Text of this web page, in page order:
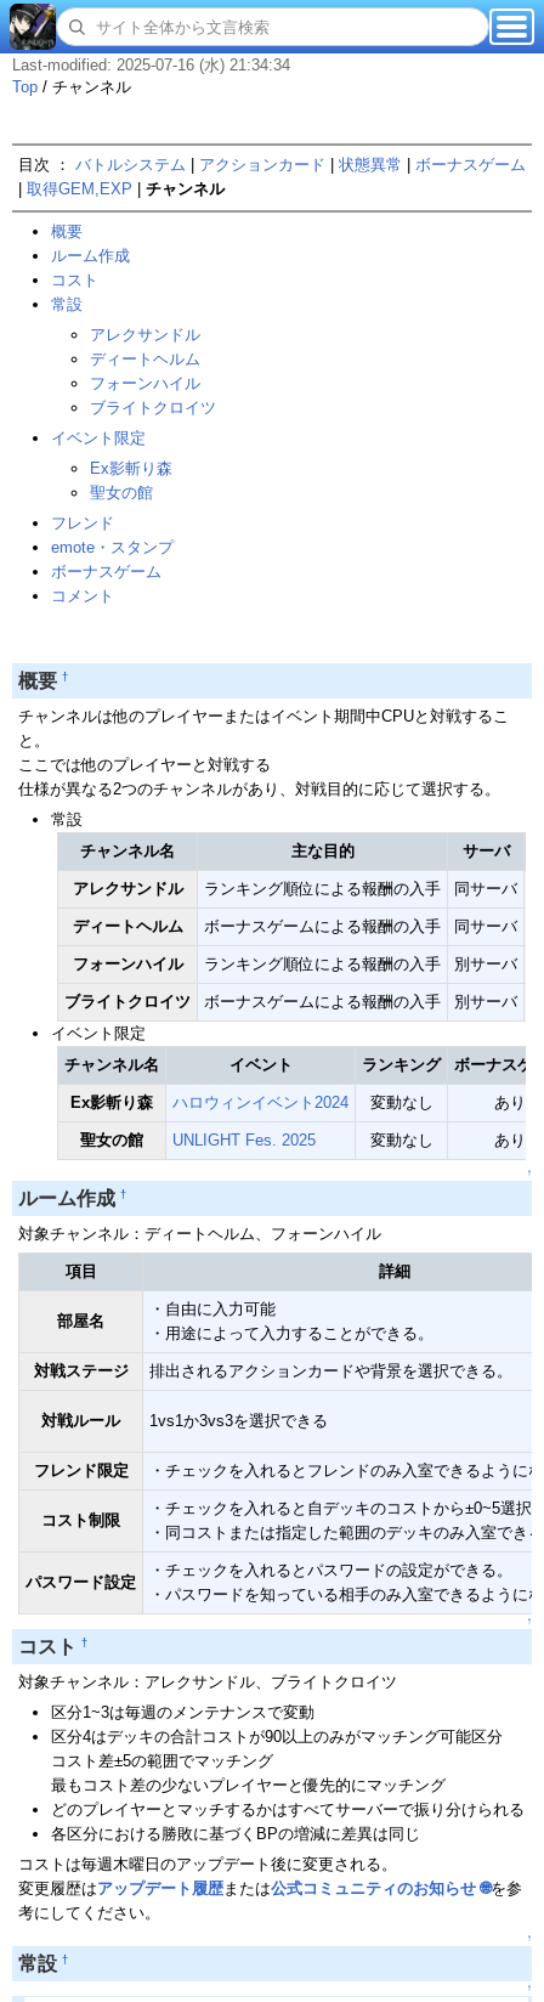
Last-modified: 2025-07-16 (水) 21:34:34
Top / チャンネル
目次 ： バトルシステム アクションカード 状態異常
ボーナスゲーム
取得GEM,EXP チャンネル
概要
ルーム作成
コスト
常設
アレクサンドル
ディートヘルム
フォーンハイル
ブライトクロイツ
イベント限定
Ex影斬り森
聖女の館
フレンド
emote・スタンプ
ボーナスゲーム
コメント
概要 †
チャンネルは他のプレイヤーまたはイベント期間中CPUと対戦するこ
と。
ここでは他のプレイヤーと対戦する
仕様が異なる2つのチャンネルがあり、対戦目的に応じて選択する。
常設
チャンネル名
主な目的 サーバ
アレクサンドル ランキング順位による報酬の入手 同サーバ
ディートヘルム ボーナスゲームによる報酬の入手 同サーバ
フォーンハイル ランキング順位による報酬の入手 別サーバ
ブライトクロイツ ボーナスゲームによる報酬の入手 別サーバ
イベント限定
チャンネル名
イベント ランキング ボーナスゲ
Ex影斬り森 ハロウィンイベント2024 変動なし あり
聖女の館 UNLIGHT Fes. 2025 変動なし あり
↑
ルーム作成 †
対象チャンネル：ディートヘルム、フォーンハイル
項目 詳細
部屋名
・自由に入力可能
・用途によって入力することができる。
対戦ステージ 排出されるアクションカードや背景を選択できる。
対戦ルール 1vs1か3vs3を選択できる
フレンド限定 ・チェックを入れるとフレンドのみ入室できるように
コスト制限
・チェックを入れると自デッキのコストから±0~5選択
・同コストまたは指定した範囲のデッキのみ入室でき
パスワード設定
・チェックを入れるとパスワードの設定ができる。
・パスワードを知っている相手のみ入室できるように
↑
コスト †
対象チャンネル：アレクサンドル、ブライトクロイツ
区分1~3は毎週のメンテナンスで変動
区分4はデッキの合計コストが90以上のみがマッチング可能区分
コスト差±5の範囲でマッチング
最もコスト差の少ないプレイヤーと優先的にマッチング
どのプレイヤーとマッチするかはすべてサーバーで振り分けられる
各区分における勝敗に基づくBPの増減に差異は同じ
コストは毎週木曜日のアップデート後に変更される。
変更履歴はアップデート履歴または公式コミュニティのお知らせ 🌐を参
考にしてください。
↑
常設 †
↑